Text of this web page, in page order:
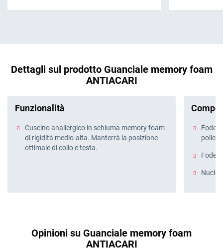
Dettagli sul prodotto Guanciale memory foam
ANTIACARI
Funzionalità
Cuscino anallergico in schiuma memory foam
di rigidità medio-alta. Manterrà la posizione
ottimale di collo e testa.
Opinioni su Guanciale memory foam
ANTIACARI